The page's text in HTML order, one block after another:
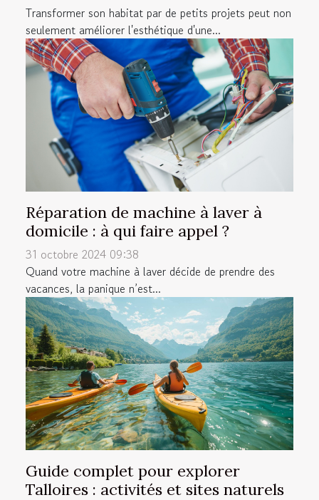
Transformer son habitat par de petits projets peut non
seulement améliorer l'esthétique d'une...
Réparation de machine à laver à
domicile : à qui faire appel ?
31 octobre 2024 09:38
Quand votre machine à laver décide de prendre des
vacances, la panique n’est...
Guide complet pour explorer
Talloires : activités et sites naturels